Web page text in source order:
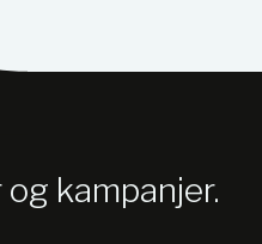
kampanjer.